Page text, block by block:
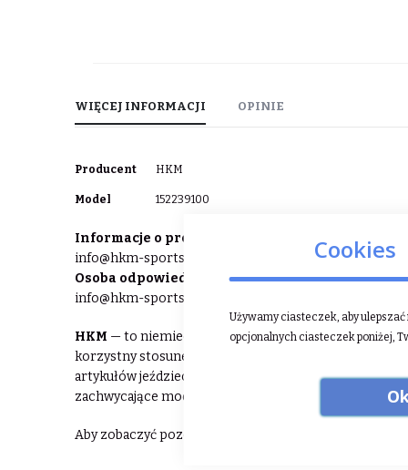
WIĘCEJ INFORMACJI
Więcej
Producent HKM
Model 152239100
OPINIE
Informacje o producencie:
HKM Sports
info@hkm-sports.com
Osoba odpowiedzialna w UE:HKM Sports
info@hkm-sports.com
HKM — to niemiecka firma istniejąca na rynku
korzystny stosunek jakości do ceny oferowanych
artykułów jeździeckich, zarówno dla konia, jak i
zachwycające modną kolorystyką i dopracowanymi
Aby zobaczyć pozostałe produkty HKM ⮕
Cookies
Używamy ciasteczek, aby
opcjonalnych ciasteczek poniżej,